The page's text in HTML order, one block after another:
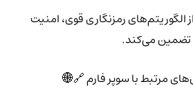
الگوریتم‌های رمزنگاری قوی، امنیت
مرتبط با سوپر فارم 🔗🌐